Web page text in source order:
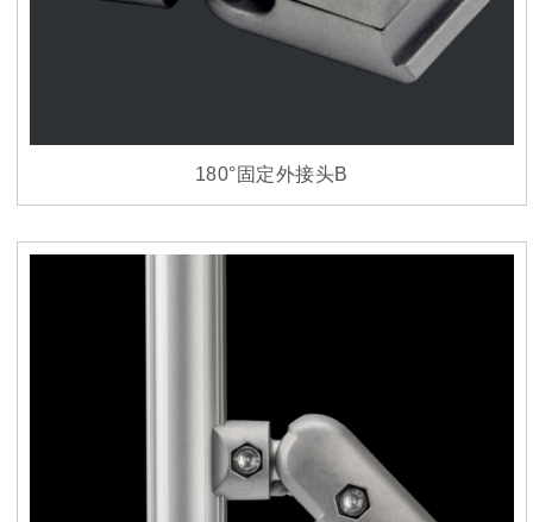
180°固定外接头B